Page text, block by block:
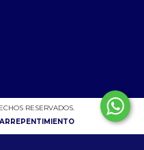
RESERVADOS.